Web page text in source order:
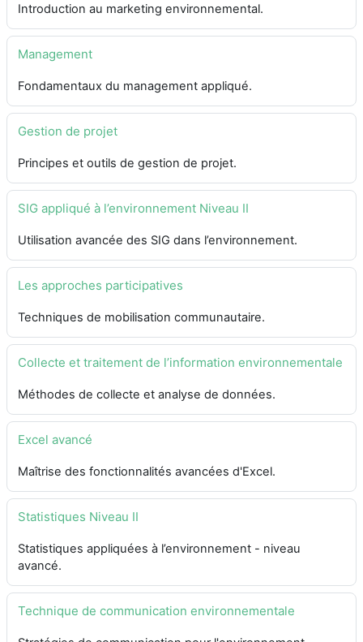
Introduction au marketing environnemental.
Management
Fondamentaux du management appliqué.
Gestion de projet
Principes et outils de gestion de projet.
SIG appliqué à l’environnement Niveau II
Utilisation avancée des SIG dans l’environnement.
Les approches participatives
Techniques de mobilisation communautaire.
Collecte et traitement de l’information environnementale
Méthodes de collecte et analyse de données.
Excel avancé
Maîtrise des fonctionnalités avancées d'Excel.
Statistiques Niveau II
Statistiques appliquées à l’environnement - niveau
avancé.
Technique de communication environnementale